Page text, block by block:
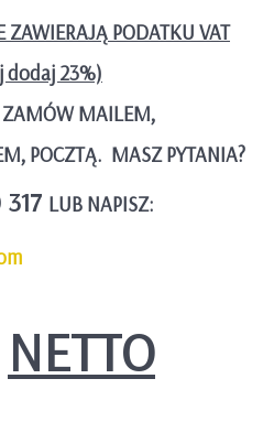
ZAWIERAJĄ PODATKU VAT
dodaj 23%)
ZAMÓW MAILEM,
POCZTĄ. MASZ PYTANIA?
LUB NAPISZ:
NETTO